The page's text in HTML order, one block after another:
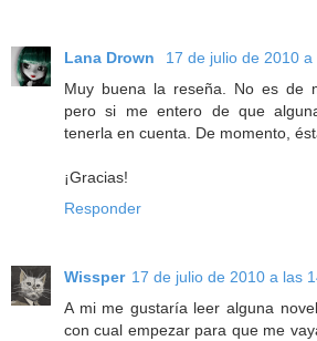
Lana Drown
17 de julio de 2010 a
Muy buena la reseña. No es de
pero si me entero de que
tenerla en cuenta. De momento,
¡Gracias!
Responder
Wissper 17 de julio de 2010 a las
A mi me gustaría leer alguna
con cual empezar para que me